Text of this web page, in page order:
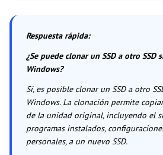
Respuesta rápida:
¿Se puede clonar un SSD a otro SSD
Windows?
Sí, es posible clonar un SSD a otro
Windows. La clonación permite
de la unidad original, incluyendo el
programas instalados,
personales, a un nuevo SSD.